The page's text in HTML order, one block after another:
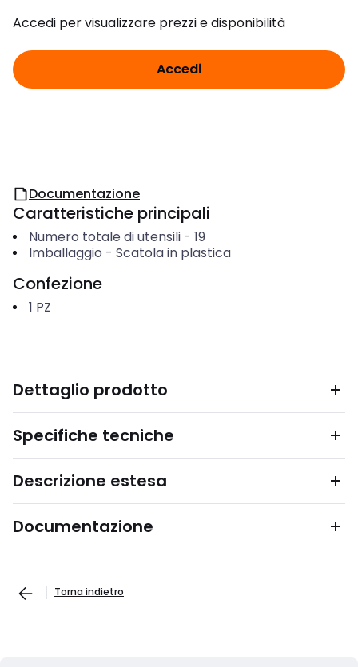
Accedi per visualizzare prezzi e disponibilità
Accedi
Documentazione
Caratteristiche principali
Numero totale di utensili- 19
Imballaggio - Scatola in plastica
Confezione
1 PZ
Dettaglio prodotto
Specifiche tecniche
Descrizione estesa
Documentazione
Torna indietro